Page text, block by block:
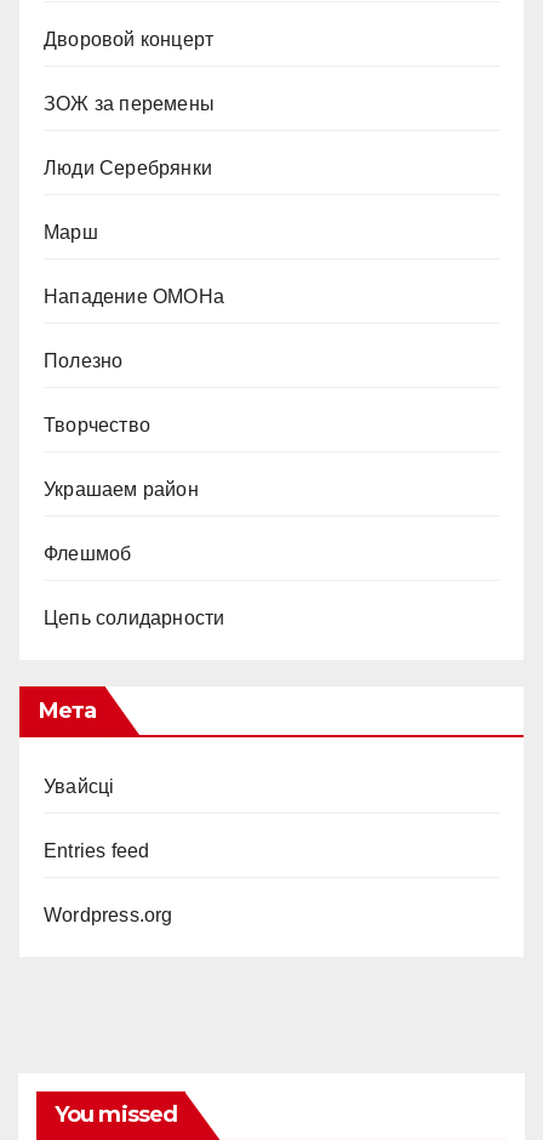
Дворовой концерт
ЗОЖ за перемены
Люди Серебрянки
Марш
Нападение ОМОНа
Полезно
Творчество
Украшаем район
Флешмоб
Цепь солидарности
Мета
Увайсці
Entries feed
Wordpress.org
You missed